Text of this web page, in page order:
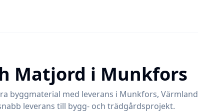
Matjord i Munkfors
byggmaterial med leverans i Munkfors, Värmland
leverans till bygg- och trädgårdsprojekt.